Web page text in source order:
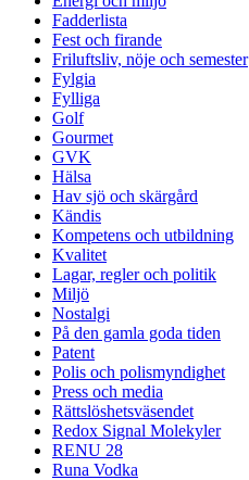
Fadderlista
Fest och firande
Friluftsliv, nöje och semester
Fylgia
Fylliga
Golf
Gourmet
GVK
Hälsa
Hav sjö och skärgård
Kändis
Kompetens och utbildning
Kvalitet
Lagar, regler och politik
Miljö
Nostalgi
På den gamla goda tiden
Patent
Polis och polismyndighet
Press och media
Rättslöshetsväsendet
Redox Signal Molekyler
RENU 28
Runa Vodka